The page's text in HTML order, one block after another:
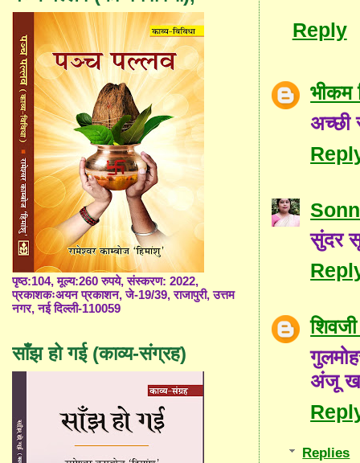
Reply
भीकम
अच्छी
सुंदर
अंजू
Replies
पृष्ठ:104, मूल्य:260 रुपये, संस्करण: 2022,
प्रकाशकःअयन प्रकाशन, जे-19/39, राजापुरी, उत्तम
नगर, नई दिल्ली-110059
साँझ हो गई (काव्य-संग्रह)